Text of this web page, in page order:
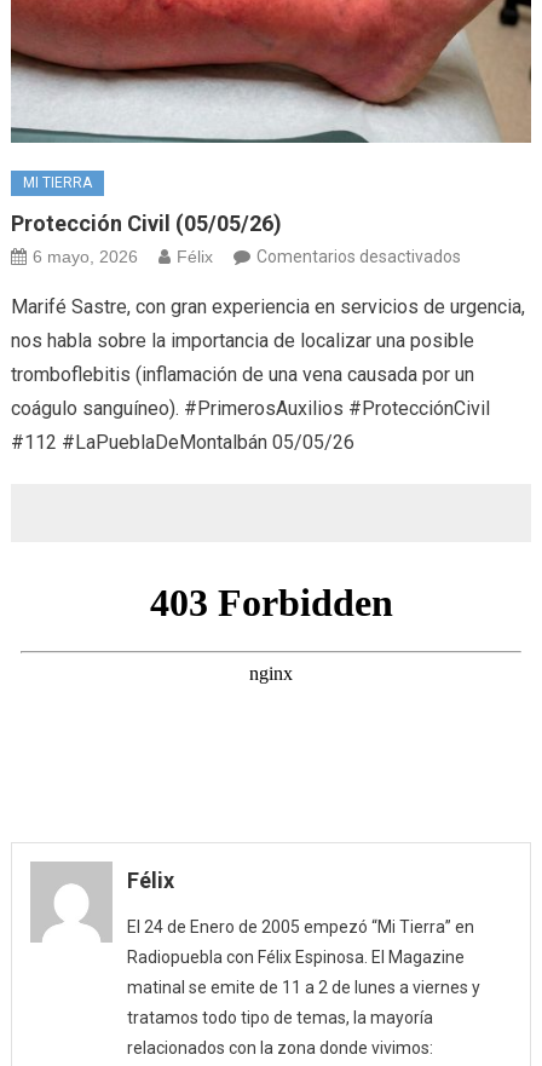
MI TIERRA
Protección Civil (05/05/26)
6 mayo, 2026 Félix Comentarios desactivadosen
Civil
(05/05/
Marifé Sastre, con gran experiencia en servicios de urgencia,
nos habla sobre la importancia de localizar una posible
tromboflebitis (inflamación de una vena causada por un
coágulo sanguíneo). #PrimerosAuxilios #ProtecciónCivil
#112 #LaPueblaDeMontalbán 05/05/26
Félix
El 24 de Enero de 2005 empezó “Mi Tierra” en
Radiopuebla con Félix Espinosa. El Magazine
matinal se emite de 11 a 2 de lunes a viernes y
tratamos todo tipo de temas, la mayoría
relacionados con la zona donde vivimos: